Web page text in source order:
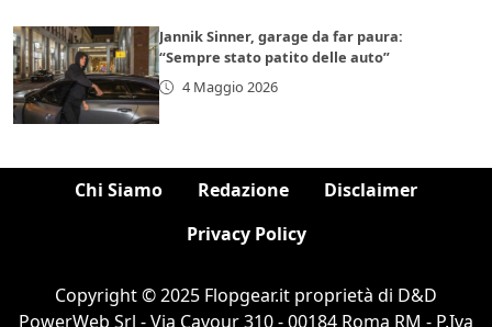
Jannik Sinner, garage da far paura:
“Sempre stato patito delle auto”
4 Maggio 2026
Chi Siamo Redazione
Disclaimer
Privacy Policy
Copyright © 2025 Flopgear.it proprietà di D&D
PowerWeb Srl - Via Cavour 310 - 00184 Roma RM - P.Iva